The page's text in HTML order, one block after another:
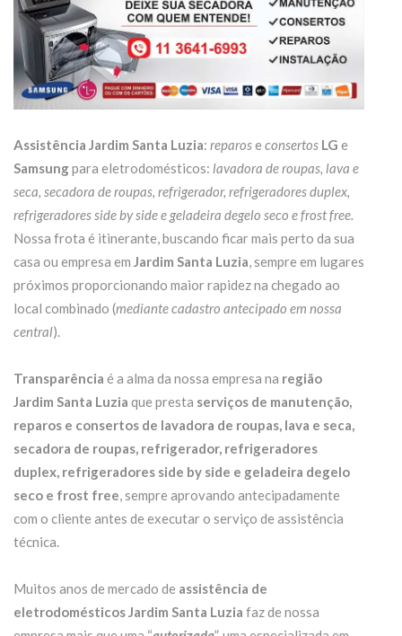
Assistência Jardim Santa Luzia: reparose consertos LG e
Samsungpara eletrodomésticos: lavadora de roupas, lava e
seca, secadora de roupas, refrigerador, refrigeradores duplex,
refrigeradores side by side e geladeira degelo seco e frost free.
Nossa frota é itinerante, buscando ficar mais perto da sua
casa ou empresa em Jardim Santa Luzia, sempre em lugares
próximos proporcionando maior rapidez na chegado ao
local combinado (mediante cadastro antecipado em nossa
central).
Transparência é a alma da nossa empresa na região
Jardim Santa Luzia que presta serviços de manutenção,
reparos e consertos de lavadora de roupas, lava e seca,
secadora de roupas, refrigerador, refrigeradores
duplex, refrigeradores side by side e geladeira degelo
seco e frost free, sempre aprovando antecipadamente
com o cliente antes de executar o serviço de assistência
técnica.
Muitos anos de mercado de assistência de
eletrodomésticos Jardim Santa Luzia faz de nossa